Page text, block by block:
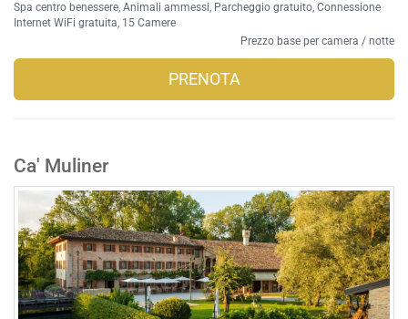
Spa centro benessere, Animali ammessi, Parcheggio gratuito, Connessione
Internet WiFi gratuita, 15 Camere
Prezzo base per camera / notte
PRENOTA
Ca' Muliner